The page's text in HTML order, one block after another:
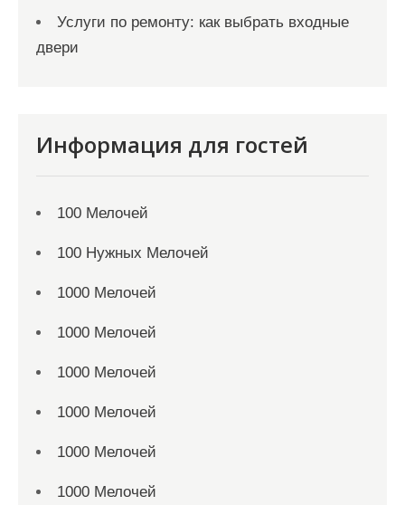
Услуги по ремонту: как выбрать входные
двери
Информация для гостей
100 Мелочей
100 Нужных Мелочей
1000 Мелочей
1000 Мелочей
1000 Мелочей
1000 Мелочей
1000 Мелочей
1000 Мелочей